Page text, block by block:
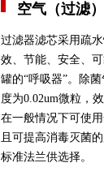
空气（过滤
过滤器滤芯采用疏
效、节能、安全、
罐的“呼吸器”。除
度为0.02um微粒，
在一般情况下可使
且可提高消毒灭菌
标准法兰供选择。